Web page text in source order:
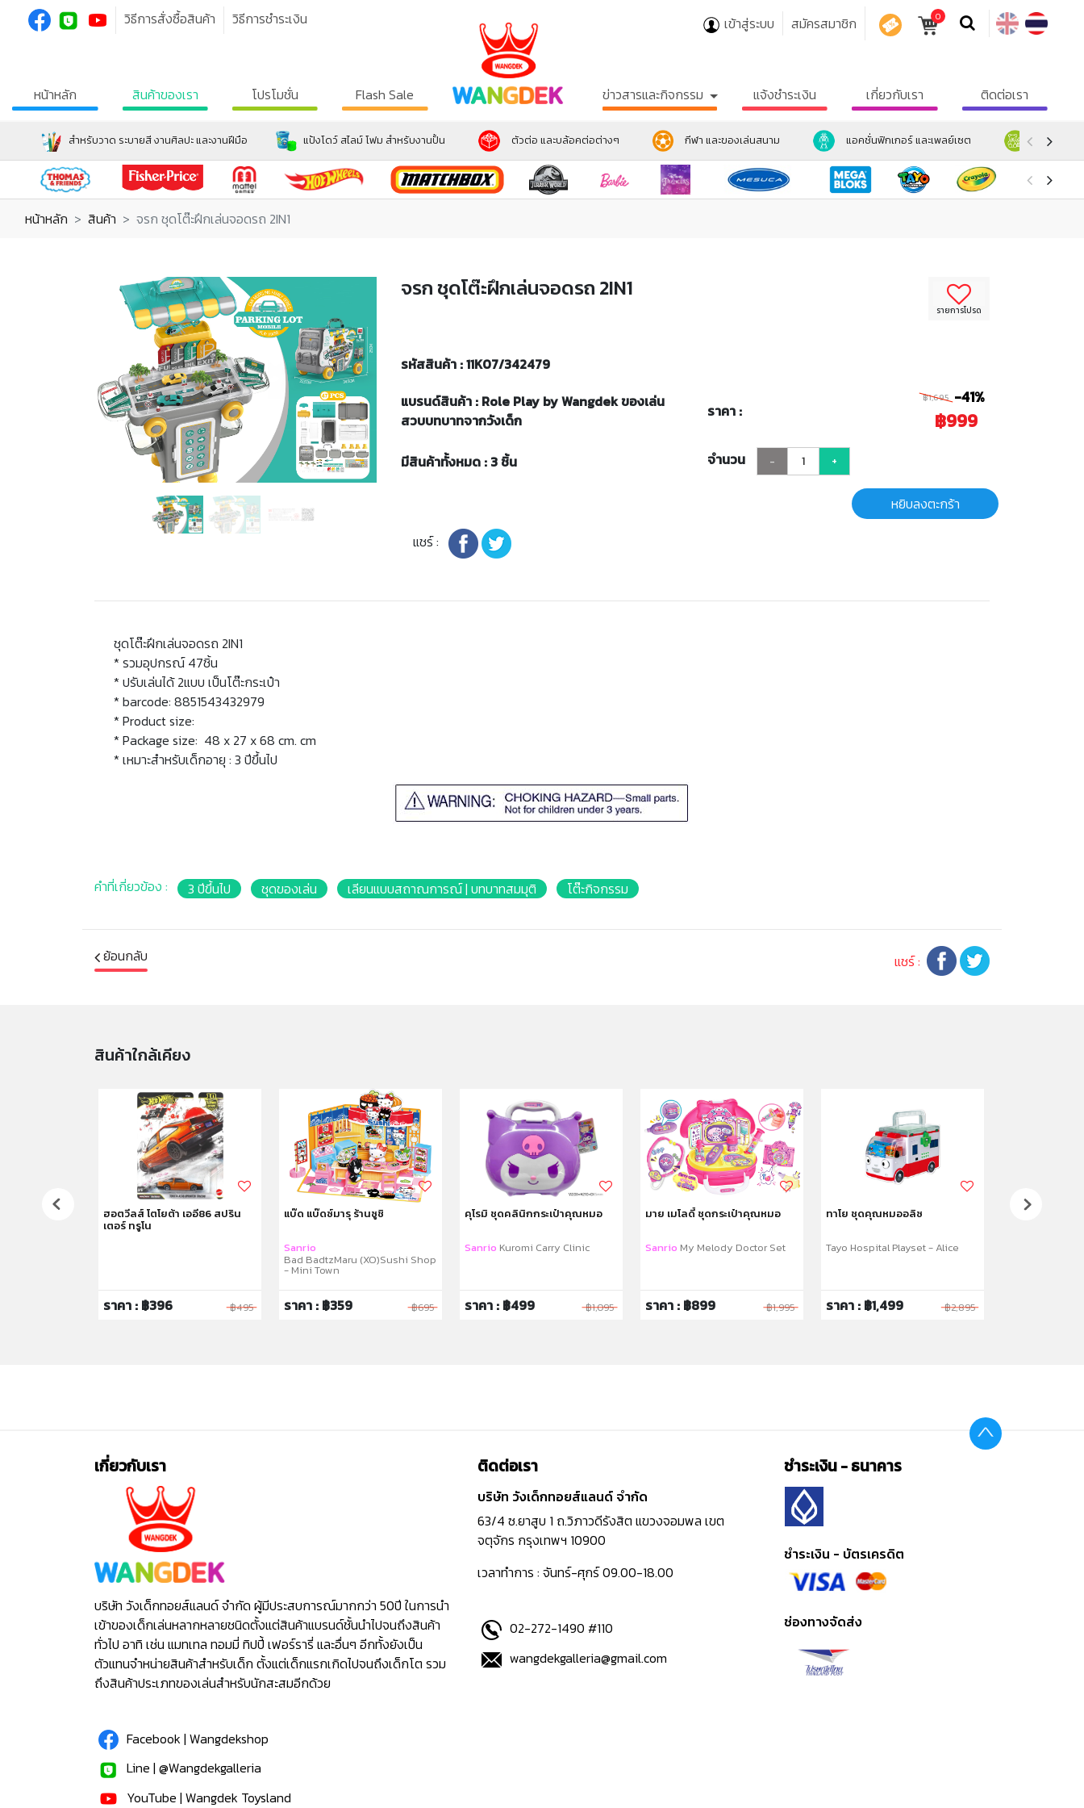
วิธีการสั่งซื้อสินค้า วิธีการชำระเงิน เข้าสู่ระบบ สมัครสมาชิก 0
หน้าหลัก สินค้าของเรา โปรโมชั่น Flash Sale ข่าวสารและกิจกรรม แจ้งชำระเงิน เกี่ยวกับเรา ติดต่อเรา
สำหรับวาด ระบายสี งานศิลปะ และงานฝีมือ แป้งโดว์ สไลม์ โฟม สำหรับงานปั้น ตัวต่อ และบล้อคต่อต่างๆ กีฬา และของเล่นสนาม แอคชั่นฟิกเกอร์ และเพลย์เซต ตุ๊กตา แล
หน้าหลัก สินค้า จรก ชุดโต๊ะฝึกเล่นจอดรถ 2IN1
รายการโปรด
จรก ชุดโต๊ะฝึกเล่นจอดรถ 2IN1
รหัสสินค้า : 11K07/342479
แบรนด์สินค้า : Role Play by Wangdek ของเล่น
สวบบทบาทจากวังเด็ก
ราคา :
฿1,695 -41%
฿999
มีสินค้าทั้งหมด : 3 ชิ้น จำนวน - +
หยิบลงตะกร้า
แชร์ :
ชุดโต๊ะฝึกเล่นจอดรถ 2IN1
* รวมอุปกรณ์ 47ชิ้น
* ปรับเล่นได้ 2แบบ เป็นโต๊ะกระเป๋า
* barcode: 8851543432979
* Product size:
* Package size: 48 x 27 x 68 cm. cm
* เหมาะสำหรับเด็กอายุ : 3 ปีขึ้นไป
คำที่เกี่ยวข้อง : 3 ปีขึ้นไป ชุดของเล่น เลียนแบบสถาณการณ์ | บทบาทสมมุติ โต๊ะกิจกรรม
ย้อนกลับ แชร์ :
สินค้าใกล้เคียง
ดกระเป๋าปิกนิก ฮอตวีลส์ โตโยต้า เออี86 สปริน
เตอร์ ทรูโน
ราคา : ฿396 ฿495
แบ๊ด แบ๊ดซ์มารุ ร้านซูชิ
Sanrio
Bad BadtzMaru (XO)Sushi Shop
- Mini Town
ราคา : ฿359 ฿695
คุโรมิ ชุดคลินิกกระเป๋าคุณหมอ
Sanrio Kuromi Carry Clinic
ราคา : ฿499 ฿1,095
มาย เมโลดี้ ชุดกระเป๋าคุณหมอ
Sanrio My Melody Doctor Set
ราคา : ฿899 ฿1,995
ทาโย ชุดคุณหมออลิซ
Tayo Hospital Playset - Alice
ราคา : ฿1,499 ฿2,895
ทาโย ชุดเล่นทร
เกี่ยวกับเรา
บริษัท วังเด็กทอยส์แลนด์ จำกัด ผู้มีประสบการณ์มากกว่า 50ปี ในการนำ
เข้าของเด็กเล่นหลากหลายชนิดตั้งแต่สินค้าแบรนด์ชั้นนำไปจนถึงสินค้า
ทั่วไป อาทิ เช่น แมทเทล ทอมมี่ ทิปปี้ เฟอร์รารี่ และอื่นๆ อีกทั้งยังเป็น
ตัวแทนจำหน่ายสินค้าสำหรับเด็ก ตั้งแต่เด็กแรกเกิดไปจนถึงเด็กโต รวม
ถึงสินค้าประเภทของเล่นสำหรับนักสะสมอีกด้วย
Facebook | Wangdekshop
Line | @Wangdekgalleria
YouTube | Wangdek Toysland
ติดต่อเรา
บริษัท วังเด็กทอยส์แลนด์ จำกัด
63/4 ซ.ยาสูบ 1 ถ.วิภาวดีรังสิต แขวงจอมพล เขต
จตุจักร กรุงเทพฯ 10900
เวลาทำการ : จันทร์-ศุกร์ 09.00-18.00
02-272-1490 #110
wangdekgalleria@gmail.com
ชำระเงิน - ธนาคาร
ชำระเงิน - บัตรเครดิต
ช่องทางจัดส่ง